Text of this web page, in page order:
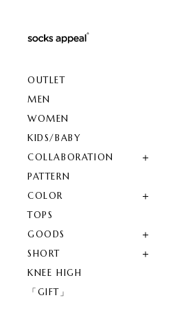
OUTLET
MEN
WOMEN
KIDS/BABY
COLLABORATION
PATTERN
COLOR
TOPS
GOODS
SHORT
KNEE HIGH
「GIFT」